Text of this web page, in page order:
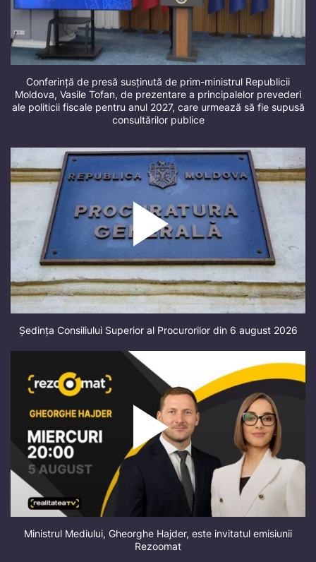
Conferință de presă susținută de prim-ministrul Republicii
Moldova, Vasile Tofan, de prezentare a principalelor prevederi
ale politicii fiscale pentru anul 2027, care urmează să fie supusă
consultărilor publice
Ședința Consiliului Superior al Procurorilor din 6 august 2026
Ministrul Mediului, Gheorghe Hajder, este invitatul emisiunii
Rezoomat